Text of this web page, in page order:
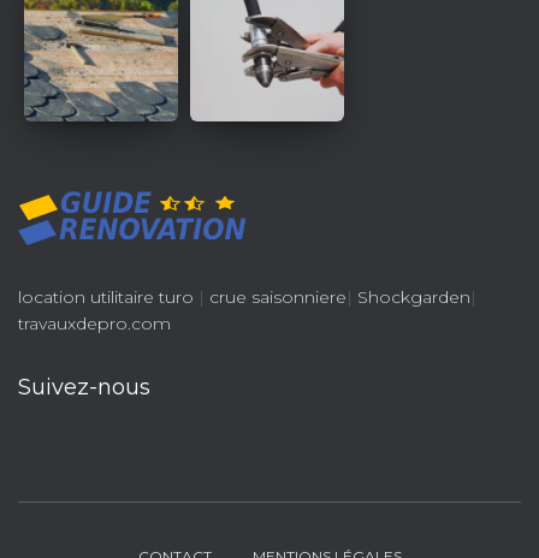
location utilitaire turo | crue saisonniere| Shockgarden|
travauxdepro.com
Suivez-nous